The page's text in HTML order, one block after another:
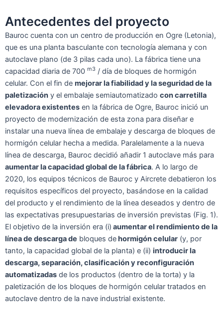
Antecedentes del proyecto
Bauroc cuenta con un centro de producción en Ogre (Letonia),
que es una planta basculante con tecnología alemana y con
autoclave plano (de 3 pilas cada uno). La fábrica tiene una
capacidad diaria de 700 m3 / día de bloques de hormigón
celular. Con el fin de mejorar la fiabilidad y la seguridad de la
paletización y el embalaje semiautomatizado con carretilla
elevadora existentes en la fábrica de Ogre, Bauroc inició un
proyecto de modernización de esta zona para diseñar e
instalar una nueva línea de embalaje y descarga de bloques de
hormigón celular hecha a medida. Paralelamente a la nueva
línea de descarga, Bauroc decidió añadir 1 autoclave más para
aumentar la capacidad global de la fábrica. A lo largo de
2020, los equipos técnicos de Bauroc y Aircrete debatieron los
requisitos específicos del proyecto, basándose en la calidad
del producto y el rendimiento de la línea deseados y dentro de
las expectativas presupuestarias de inversión previstas (Fig. 1).
El objetivo de la inversión era (i) aumentar el rendimiento de la
línea de descarga de bloques dehormigón celular (y, por
tanto, la capacidad global de la planta) e (ii) introducir la
descarga, separación, clasificación y reconfiguración
automatizadas de los productos (dentro de la torta) y la
paletización de los bloques de hormigón celular tratados en
autoclave dentro de la nave industrial existente.